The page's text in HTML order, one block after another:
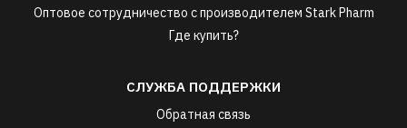
Оптовое сотрудничество с производителем Stark Pharm
Где купить?
СЛУЖБА ПОДДЕРЖКИ
Обратная связь